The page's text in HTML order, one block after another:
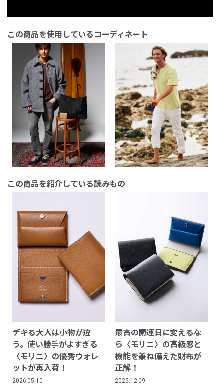
この商品を使用しているコーディネート
この商品を紹介している読みもの
デキる大人は小物が違
う。使い勝手がよすぎる
〈モリニ〉の優秀ウォレ
ットが再入荷！
2026.05.10
最高の開運日に変えるな
ら〈モリニ〉の高級感と
機能を兼ね備えた財布が
正解！
2025.12.09